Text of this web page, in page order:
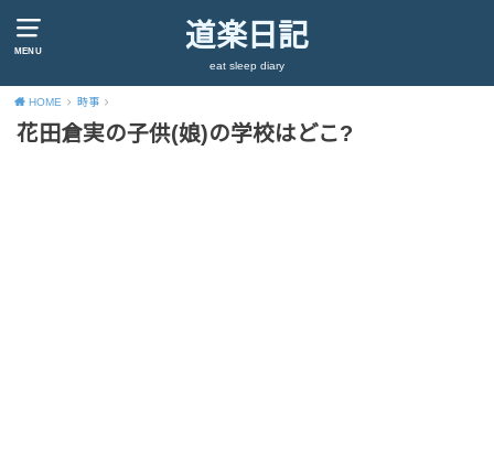
MENU 道楽日記
eat sleep diary
HOME 時事
花田倉実の子供(娘)の学校はどこ?